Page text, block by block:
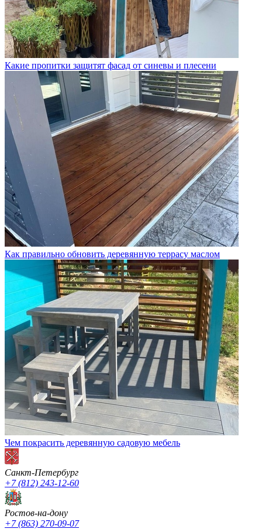
Какие пропитки защитят фасад от синевы и плесени
Как правильно обновить деревянную террасу маслом
Чем покрасить деревянную садовую мебель
Санкт-Петербург
+7 (812) 243-12-60
Ростов-на-дону
+7 (863) 270-09-07